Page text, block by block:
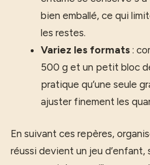
bien emballé, ce qui
les restes.
Variez les formats :
500 g et un petit bloc
pratique qu’une seule
ajuster finement les
En suivant ces repères,
réussi devient un jeu d’enfant,